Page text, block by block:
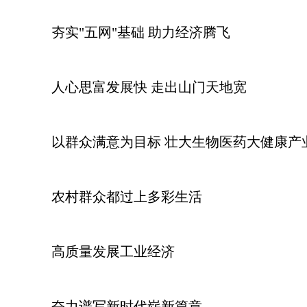
夯实"五网"基础 助力经济腾飞
人心思富发展快 走出山门天地宽
以群众满意为目标 壮大生物医药大健康产
农村群众都过上多彩生活
高质量发展工业经济